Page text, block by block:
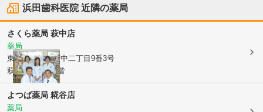
浜田歯科医院近隣の薬局
さくら薬局 萩中店
薬局
東京都大田区萩中二丁目9番3号
萩中田中ビル1階
よつば薬局 糀谷店
薬局